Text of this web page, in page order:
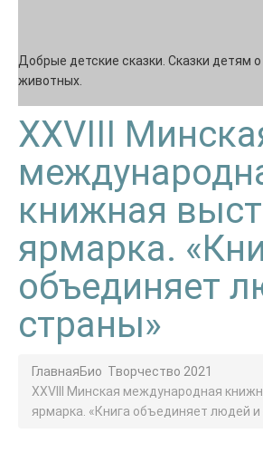
Добрые детские сказки. Сказки детям
животных.
XXVIII
книжная
ярмарка.
объединяет
страны»
ГлавнаяБио Творчество 2021
XXVIII Минская международная
ярмарка. «Книга объединяет людей и